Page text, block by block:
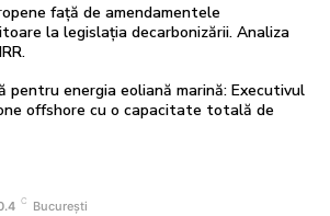
față de amendamentele
la legislația decarbonizării. Analiza
pentru energia eoliană marină: Executivul
offshore cu o capacitate totală de
C București